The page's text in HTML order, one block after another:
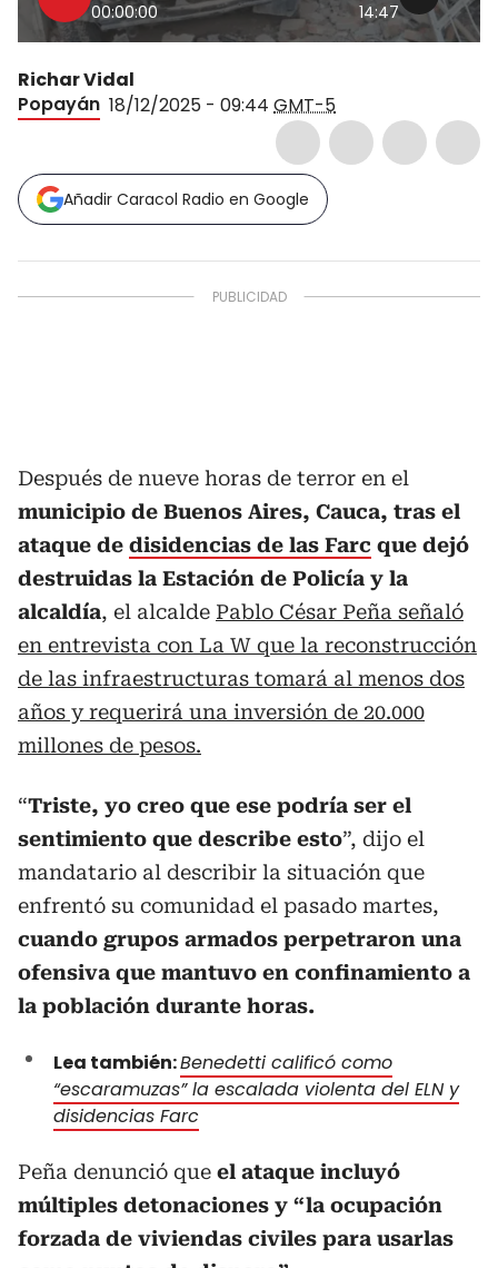
00:00:00 14:47
Richar Vidal
Popayán 18/12/2025 - 09:44 GMT-5
Añadir Caracol Radio en Google
Después de nueve horas de terror en el
municipio de Buenos Aires, Cauca, tras el
ataque de disidencias de las Farc que dejó
destruidas la Estación de Policía y la
alcaldía, el alcalde Pablo César Peña señaló
en entrevista con La W que la reconstrucción
de las infraestructuras tomará al menos dos
años y requerirá una inversión de 20.000
millones de pesos.
“Triste, yo creo que ese podría ser el
sentimiento que describe esto”, dijo el
mandatario al describir la situación que
enfrentó su comunidad el pasado martes,
cuando grupos armados perpetraron una
ofensiva que mantuvo en confinamiento a
la población durante horas.
Lea también:Benedetti calificó como
“escaramuzas” la escalada violenta del ELN y
disidencias Farc
Peña denunció que el ataque incluyó
múltiples detonaciones y “la ocupación
forzada de viviendas civiles para usarlas